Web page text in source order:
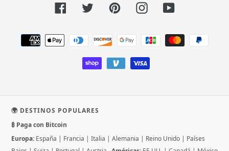
FacebookTwitterPinterestInstagramYouTube
Métodos
de
pago
🌍 DESTINOS POPULARES
₿ Paga con Bitcoin
Europa: España | Francia | Italia | Alemania | Reino Unido | Países